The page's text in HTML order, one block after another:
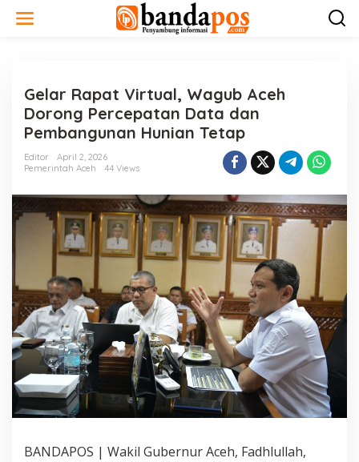
Gelar Rapat Virtual, Wagub Aceh
Dorong Percepatan Data dan
Pembangunan Hunian Tetap
Editor
April 2, 2026
Pemerintah Aceh
44 Views
BANDAPOS | Wakil Gubernur Aceh, Fadhlullah,